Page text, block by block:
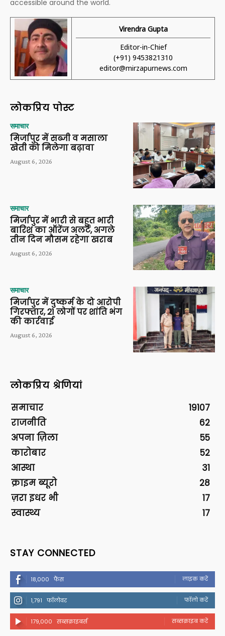
accessible around the world.
Virendra Gupta
Editor-in-Chief
(+91) 9453821310
editor@mirzapurnews.com
लोकप्रिय पोस्ट
समाचार
मिर्जापुर में सब्जी व मसाला
खेती को मिलेगा बढ़ावा
August 6, 2026
समाचार
मिर्जापुर में भारी से बहुत भारी
बारिश का ऑरेंज अलर्ट, अगले
तीन दिन मौसम रहेगा खराब
August 6, 2026
समाचार
मिर्जापुर में दुष्कर्म के दो आरोपी
गिरफ्तार, 21 लोगों पर शांति भंग
की कार्रवाई
August 6, 2026
लोकप्रिय श्रेणियां
समाचार
19107
राजनीति
62
अपना ज़िला
55
कारोबार
52
आस्था
31
क्राइम ब्यूरो
28
ज़रा इधर भी
17
स्वास्थ्य
17
STAY CONNECTED
18,000 फैंस लाइक करें
1,791 फॉलोवर फॉलो करें
179,000 सब्सक्राइबर्स सब्सक्राइब करें